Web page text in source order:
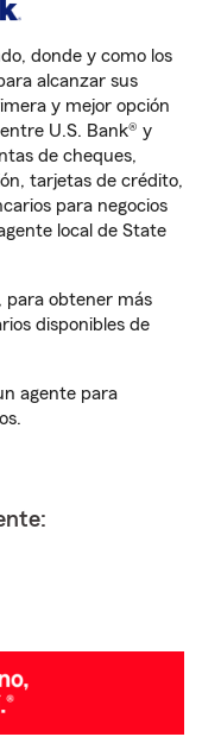
donde y como los
alcanzar sus
y mejor opción
U.S. Bank® y
de cheques,
tarjetas de crédito,
para negocios
local de State
para obtener más
disponibles de
agente para